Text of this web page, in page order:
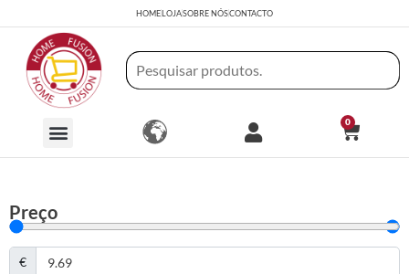
HOMELOJASOBRE NÓSCONTACTO
0
Preço
€